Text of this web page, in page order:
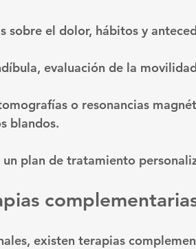
sobre el dolor, hábitos y
evaluación de la
o resonancias
blandos.
plan de tratamiento
existen terapias